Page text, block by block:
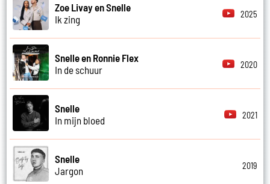
Zoe Livay en Snelle
Ik zing
2025
Snelle en Ronnie Flex
In de schuur
2020
Snelle
In mijn bloed
2021
Snelle
Jargon
2019